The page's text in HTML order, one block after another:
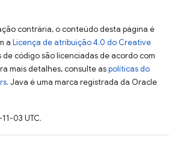
contrária, o conteúdo desta página é
a Licença de atribuição 4.0 do Creative
de código são licenciadas de acordo com
mais detalhes, consulte aspolíticas do
. Java é uma marca registrada da Oracle
03 UTC.